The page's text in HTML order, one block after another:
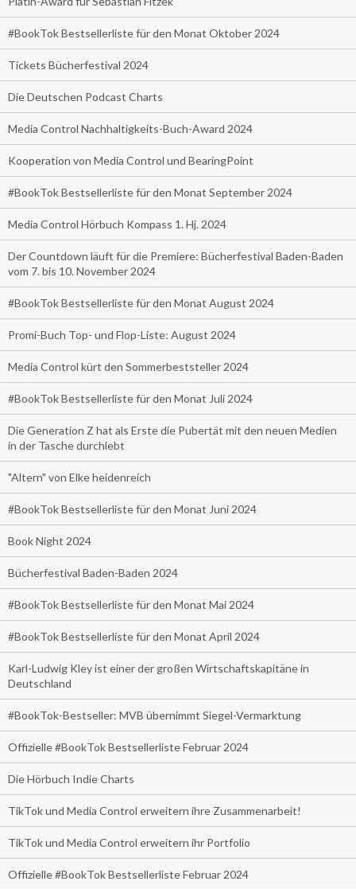
#BookTok Bestsellerliste für den Monat Oktober 2024
Tickets Bücherfestival 2024
Die Deutschen Podcast Charts
Media Control Nachhaltigkeits-Buch-Award 2024
Kooperation von Media Control und BearingPoint
#BookTok Bestsellerliste für den Monat September 2024
Media Control Hörbuch Kompass 1. Hj. 2024
Der Countdown läuft für die Premiere: Bücherfestival Baden-Baden
vom 7. bis 10. November 2024
#BookTok Bestsellerliste für den Monat August 2024
Promi-Buch Top- und Flop-Liste: August 2024
Media Control kürt den Sommerbeststeller 2024
#BookTok Bestsellerliste für den Monat Juli 2024
Die Generation Z hat als Erste die Pubertät mit den neuen Medien
in der Tasche durchlebt
"Altern" von Elke heidenreich
#BookTok Bestsellerliste für den Monat Juni 2024
Book Night 2024
Bücherfestival Baden-Baden 2024
#BookTok Bestsellerliste für den Monat Mai 2024
#BookTok Bestsellerliste für den Monat April 2024
Karl-Ludwig Kley ist einer der großen Wirtschaftskapitäne in
Deutschland
#BookTok-Bestseller: MVB übernimmt Siegel-Vermarktung
Offizielle #BookTok Bestsellerliste Februar 2024
Die Hörbuch Indie Charts
TikTok und Media Control erweitern ihre Zusammenarbeit!
TikTok und Media Control erweitern ihr Portfolio
Offizielle #BookTok Bestsellerliste Februar 2024